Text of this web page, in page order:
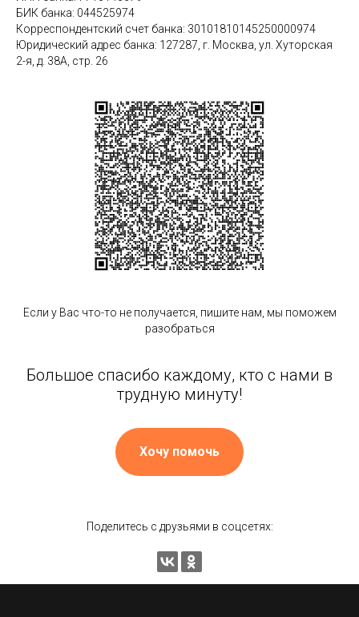
БИК банка: 044525974
Корреспондентский счет банка: 30101810145250000974
Юридический адрес банка: 127287, г. Москва, ул. Хуторская
2-я, д. 38А, стр. 26
Если у Вас что-то не получается, пишите нам, мы поможем
разобраться
Большое спасибо каждому, кто с нами в
трудную минуту!
Хочу помочь
Поделитесь с друзьями в соцсетях: